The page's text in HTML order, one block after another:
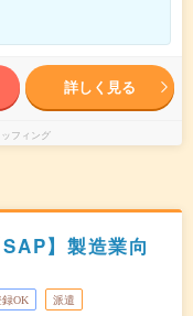
詳しく見る
フィング
】製造業向
録OK 派遣